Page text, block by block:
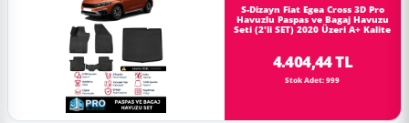
S-Dizayn Fiat Egea Cross 3D Pro
Havuzlu Paspas ve Bagaj Havuzu
Seti (2'li SET) 2020 Üzeri A+ Kalite
4.404,44 TL
Stok Adet: 999